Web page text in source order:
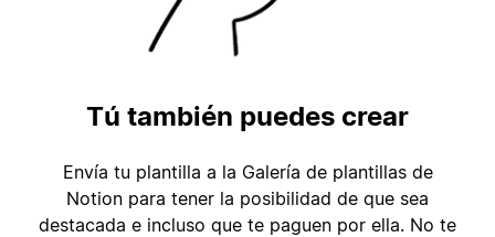
Tú también puedes crear
Envía tu plantilla a la Galería de plantillas de
Notion para tener la posibilidad de que sea
destacada e incluso que te paguen por ella. No te